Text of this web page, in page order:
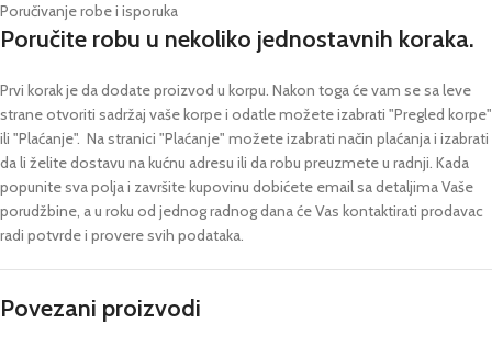
Poručivanje robe i isporuka
Poručite robu u nekoliko jednostavnih koraka.
Prvi korak je da dodate proizvod u korpu. Nakon toga će vam se sa leve
strane otvoriti sadržaj vaše korpe i odatle možete izabrati "Pregled korpe"
ili "Plaćanje". Na stranici "Plaćanje" možete izabrati način plaćanja i izabrati
da li želite dostavu na kućnu adresu ili da robu preuzmete u radnji. Kada
popunite sva polja i završite kupovinu dobićete email sa detaljima Vaše
porudžbine, a u roku od jednog radnog dana će Vas kontaktirati prodavac
radi potvrde i provere svih podataka.
Povezani proizvodi